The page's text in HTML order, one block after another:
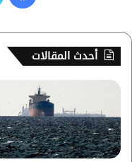
س
ب
ك
أحدث المقالات